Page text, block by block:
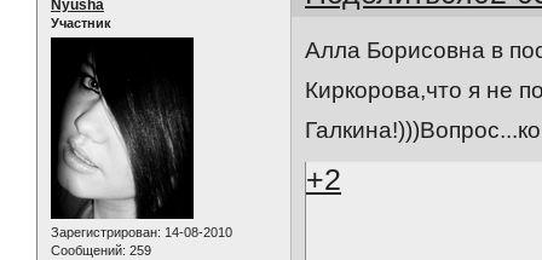
Nyusha
Участник
Зарегистрирован: 14-08-2010
Сообщений: 259
Алла Борисовна в
Киркорова,что я не
+2